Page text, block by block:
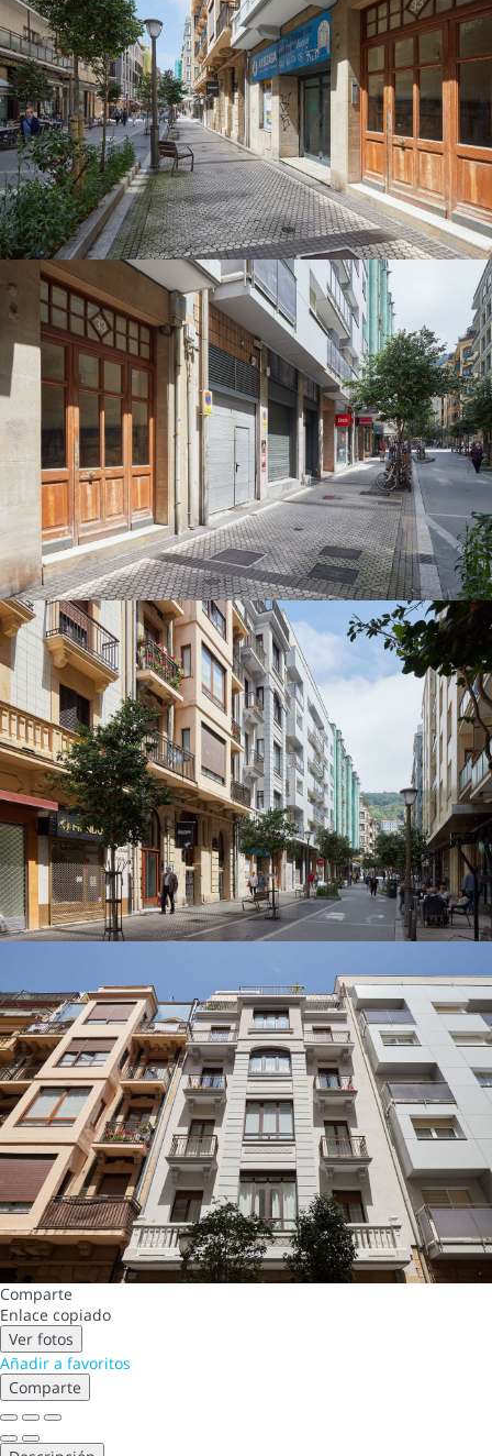
Comparte
Enlace copiado
Ver fotos
Añadir a favoritos
Comparte